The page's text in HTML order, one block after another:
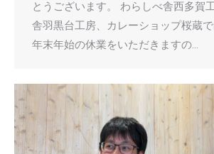
とうございます。 わらしべ舎西多賀
舎羽黒台工房、カレーショップ桜蔵
年末年始の休業をいただきますの…